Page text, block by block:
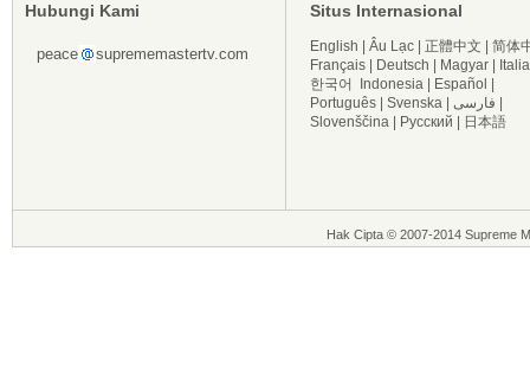
Hubungi Kami
peace suprememastertv.com
Situs Internasional
English Âu Lạc 正體中文
简体
Français
Deutsch Magyar
한국어
Indonesia Español
Português
Svenska فارسی
Slovenščina
Русский 日本語
Hak Cipta © 2007-2014 Supreme